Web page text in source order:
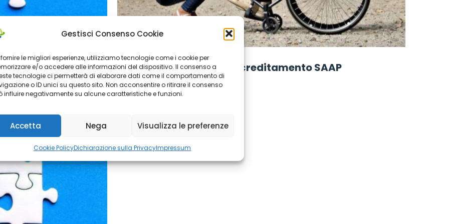
Gestisci Consenso Cookie
fornire le migliori esperienze, utilizziamo tecnologie come i cookie per
e/o accedere alle informazioni del dispositivo. Il consenso a
tecnologie ci permetterà di elaborare dati come il comportamento di
o ID unici su questo sito. Non acconsentire o ritirare il consenso
influire negativamente su alcune caratteristiche e funzioni.
Accetta Nega Visualizza le preferenze
Cookie PolicyDichiarazione sulla PrivacyImpressum
Co-progettazione in accreditamento SAAP
Ott 25, 2023